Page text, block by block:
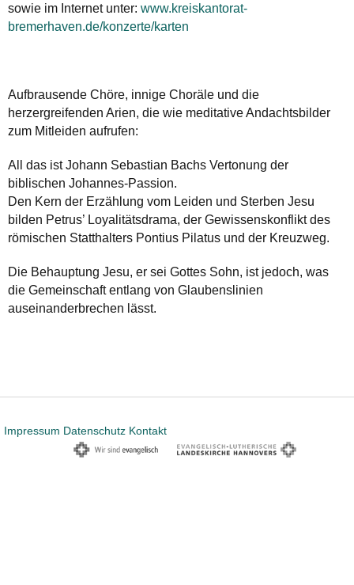
sowie im Internet unter: www.kreiskantorat-
bremerhaven.de/konzerte/karten
Aufbrausende Chöre, innige Choräle und die
herzergreifenden Arien, die wie meditative Andachtsbilder
zum Mitleiden aufrufen:
All das ist Johann Sebastian Bachs Vertonung der
biblischen Johannes-Passion.
Den Kern der Erzählung vom Leiden und Sterben Jesu
bilden Petrus’ Loyalitätsdrama, der Gewissenskonflikt des
römischen Statthalters Pontius Pilatus und der Kreuzweg.
Die Behauptung Jesu, er sei Gottes Sohn, ist jedoch, was
die Gemeinschaft entlang von Glaubenslinien
auseinanderbrechen lässt.
Impressum Datenschutz Kontakt